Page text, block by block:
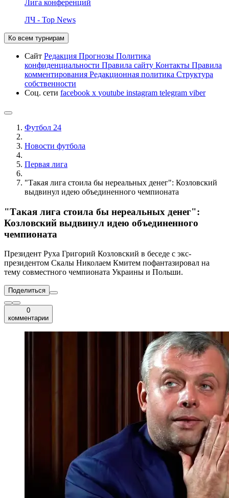
Лига конференций
ЛЧ - Top News
Ко всем турнирам
Сайт Редакция Прогнозы Политика
конфиденциальности Правила сайту Контакты Правила
комментирования Редакционная политика Структура
собственности
Соц. сети facebook x youtube instagram telegram viber
Футбол 24
Новости футбола
Первая лига
"Такая лига стоила бы нереальных денег": Козловский
выдвинул идею объединенного чемпионата
"Такая лига стоила бы нереальных денег":
Козловский выдвинул идею объединенного
чемпионата
Президент Руха Григорий Козловский в беседе с экс-
президентом Скалы Николаем Кмитем пофантазировал на
тему совместного чемпионата Украины и Польши.
Поделиться
0
комментарии